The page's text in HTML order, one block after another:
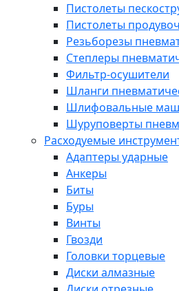
Пистолеты
Пистолеты
Резьборезы
Степлеры
Фильтр-осушители
Шланги
Шлифовальные
Шуруповерты
Расходуемые
Адаптеры ударные
Анкеры
Биты
Буры
Винты
Гвозди
Головки торцевые
Диски алмазные